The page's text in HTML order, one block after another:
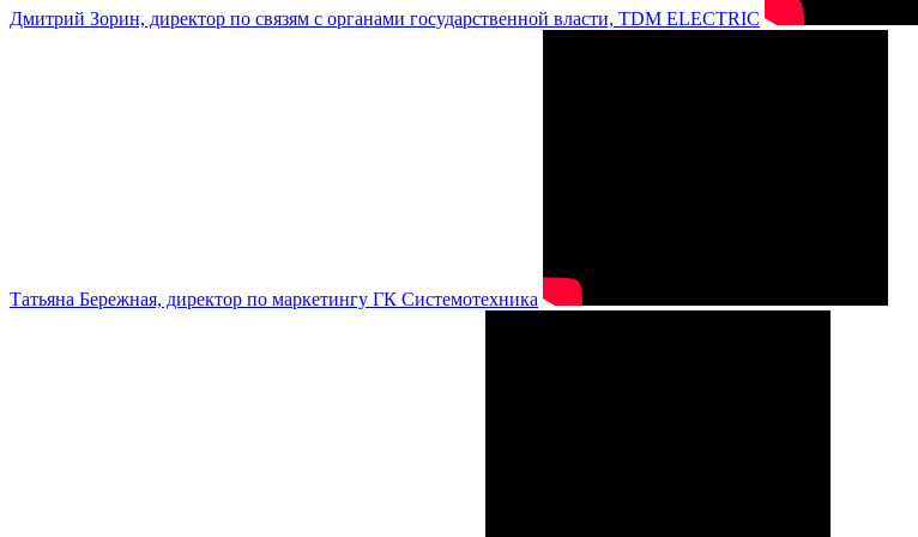
Дмитрий Зорин, директор по связям с органами государственной власти, TDM ELECTRIC
Татьяна Бережная, директор по маркетингу ГК Системотехника